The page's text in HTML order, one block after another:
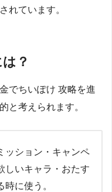
れています。
？
でちいぽけ 攻略を進
と考えられます。
ッション・キャンペ
しいキャラ・おたす
に使う。